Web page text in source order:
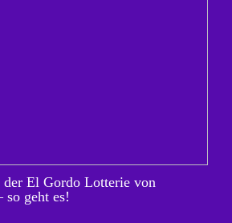
der El Gordo Lotterie von
so geht es!